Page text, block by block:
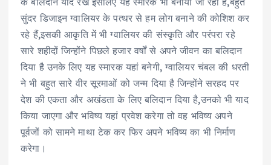
सुंदर डिजाइन ग्वालियर के पत्थर से हम लोग बनाने की कोशिश कर
रहे हैं,इसकी आकृति में भी ग्वालियर की संस्कृति और परंपरा रहे
सारे शहीदों जिन्होंने पिछले हजार वर्षों से अपने जीवन का बलिदान
दिया है उनके लिए यह स्मारक यहां बनेगी, ग्वालियर चंबल की धरती
ने भी बहुत सारे वीर सूरमाओं को जन्म दिया है जिन्होंने सरहद पर
देश की एकता और अखंडता के लिए बलिदान दिया है,उनको भी याद
किया जाएगा और भविष्य यहां प्रवेश करेगा तो वह भविष्य अपने
पूर्वजों को सामने माथा टेक कर फिर अपने भविष्य का भी निर्माण
करेगा।